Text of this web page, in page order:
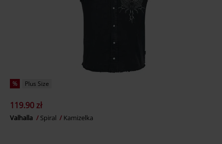
% Plus Size
119.90 zł
Valhalla Spiral Kamizelka